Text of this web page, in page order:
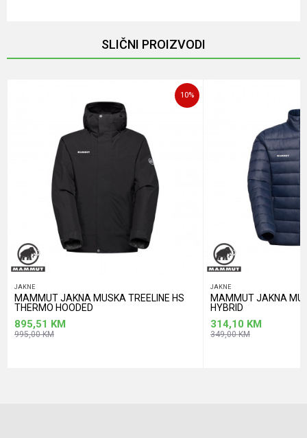
POŠALJI
SLIČNI PROIZVODI
10%
JAKNE
MAMMUT JAKNA MUSKA TREELINE HS
THERMO HOODED
895,51 KM
995,00KM
JAKNE
MAMMUT JAKNA
HYBRID
314,10 KM
349,00KM